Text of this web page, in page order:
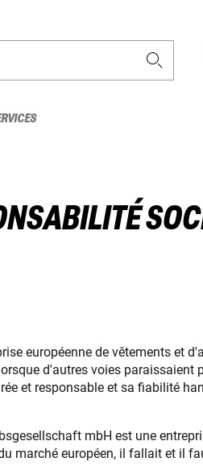
européenne de vêtements et
d'autres voies paraissaient
et responsable et sa fiabilité
mbH est une
marché européen, il fallait et il